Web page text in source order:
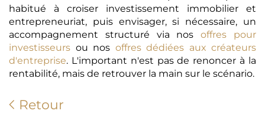
habitué à croiser investissement immobilier et
entrepreneuriat, puis envisager, si nécessaire, un
accompagnement structuré via nosoffres pour
investisseurs ou nos offres dédiées aux créateurs
d'entreprise. L'important n'est pas de renoncer à la
rentabilité, mais de retrouver la main sur le scénario.
Retour